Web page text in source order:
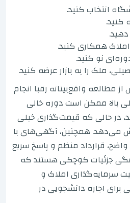
انتخاب کنید.
کنید.
دهید.
همکاری کنید.
نو کنید.
ملک را به بازار عرضه کنید.
مطالعه واقع‌بینانه رقبا انجام
بالا ممکن است دوره خالی
در حالی که قیمت‌گذاری خیلی
می‌دهد. همچنین، آگهی‌های با
قرارداد منظم و پاسخ سریع
جزئیات کوچکی هستند که
سرمایه‌گذاری املاک و
اجاره دانشجویی در